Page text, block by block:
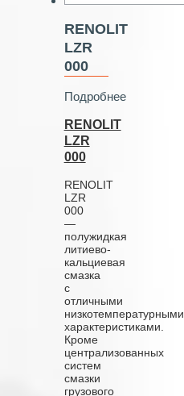
RENOLIT
LZR
000
Подробнее
RENOLIT
LZR
000
RENOLIT
LZR
000
—
полужидкая
литиево-
кальциевая
смазка
с
отличными
низкотемпературными
характеристиками.
Кроме
централизованных
систем
смазки
грузового